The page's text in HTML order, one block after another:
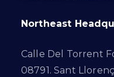
Northeast
Calle Del Torrent
08791. Sant